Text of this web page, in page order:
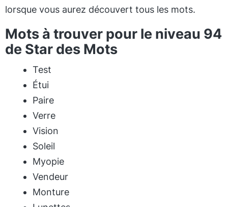
lorsque vous aurez découvert tous les mots.
Mots à trouver pour le niveau 94
de Star des Mots
Test
Étui
Paire
Verre
Vision
Soleil
Myopie
Vendeur
Monture